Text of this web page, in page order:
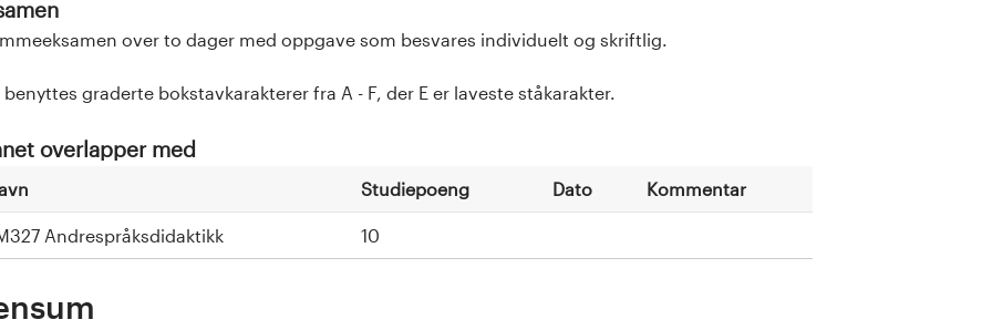
over to dager med oppgave som besvares individuelt og skriftlig.
benyttes graderte bokstavkarakterer fra A - F, der E er laveste ståkarakter.
overlapper med
Studiepoeng Dato Kommentar
Andrespråksdidaktikk 10